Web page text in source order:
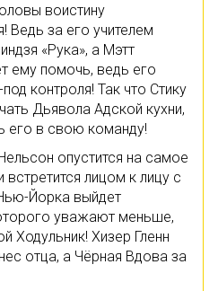
воистину
Ведь за его учителем
«Рука», а Мэтт
ему помочь, ведь его
контроля! Так что Стику
Дьявола Адской кухни,
его в свою команду!
опустится на самое
лицом к лицу с
Йорка выйдет
уважают меньше,
Ходульник! Хизер Гленн
отца, а Чёрная Вдова за